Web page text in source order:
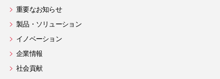
重要なお知らせ
製品・ソリューション
イノベーション
企業情報
社会貢献